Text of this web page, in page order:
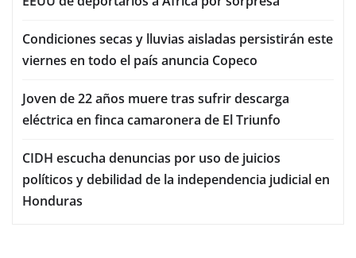
Condiciones secas y lluvias aisladas persistirán este
viernes en todo el país anuncia Copeco
Joven de 22 años muere tras sufrir descarga
eléctrica en finca camaronera de El Triunfo
CIDH escucha denuncias por uso de juicios
políticos y debilidad de la independencia judicial en
Honduras